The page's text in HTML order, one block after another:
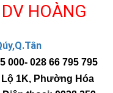
Ví dụ:
HOÀNG
000- 028 66 795 795
1K, Phường Hóa